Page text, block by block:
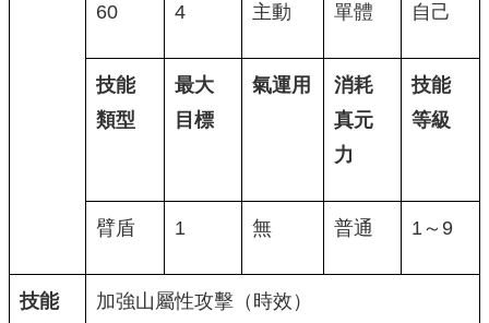
60 4 主動 單體 自己
技能
類型
最大
目標
氣運用
消耗
真元
力
技能
等級
臂盾 1 無 普通 1～9
技能
加強山屬性攻擊（時效）